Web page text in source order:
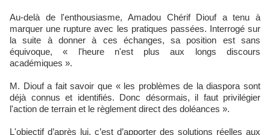
Au-delà de l'enthousiasme, Amadou Chérif Diouf a tenu à
marquer une rupture avec les pratiques passées. Interrogé sur
la suite à donner à ces échanges, sa position est sans
équivoque, « l'heure n'est plus aux longs discours
académiques ».
M. Diouf a fait savoir que « les problèmes de la diaspora sont
déjà connus et identifiés. Donc désormais, il faut privilégier
l'action de terrain et le règlement direct des doléances ».
L'objectif d’après lui, c’est d’apporter des solutions réelles aux